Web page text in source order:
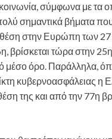
κοινωνία, σύμφωνα με τα
σημαντικά βήματα
θέση στην Ευρώπη των
βρίσκεται τώρα στην
μέσο όρο. Παράλληλα,
κυβερνοασφάλειας η
της και από την 77η